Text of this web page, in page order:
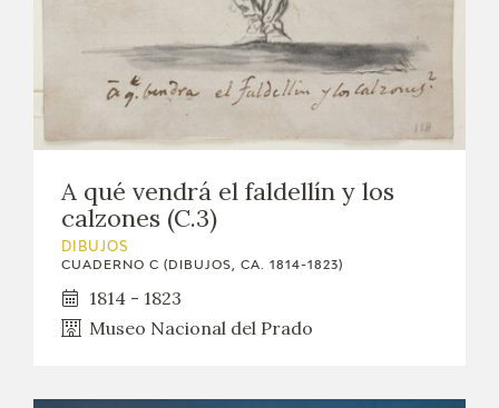
A qué vendrá el faldellín y los
calzones (C.3)
DIBUJOS
CUADERNO C (DIBUJOS, CA. 1814-1823)
1814 - 1823
Museo Nacional del Prado